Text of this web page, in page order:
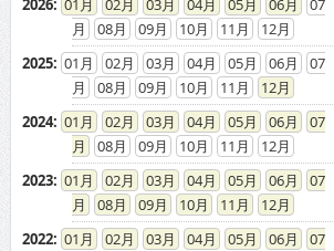
08
09 10 11
12
2025: 01 02 03 04 05 06
07
08
09 10 11
12
2024: 01 02 03 04 05 06
07
08
09 10 11
12
2023: 01 02 03 04 05 06
07
08
09 10 11
12
2022: 01 02 03 04 05 06
07